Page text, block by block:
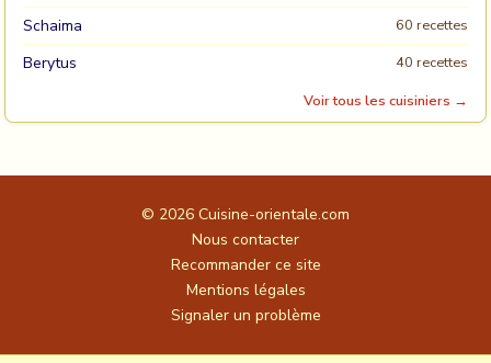
Schaima 60 recettes
Berytus
40 recettes
Voir tous les cuisiniers →
© 2026 Cuisine-orientale.com
Nous contacter
Recommander ce site
Mentions légales
Signaler un problème